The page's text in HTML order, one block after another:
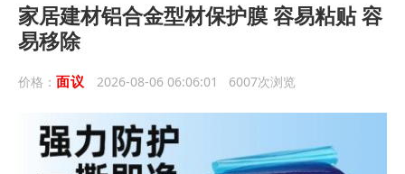
家居建材铝合金型材保护膜 容易粘贴 容
易移除
价格： 面议 2026-08-06 06:06:01 6007次浏览